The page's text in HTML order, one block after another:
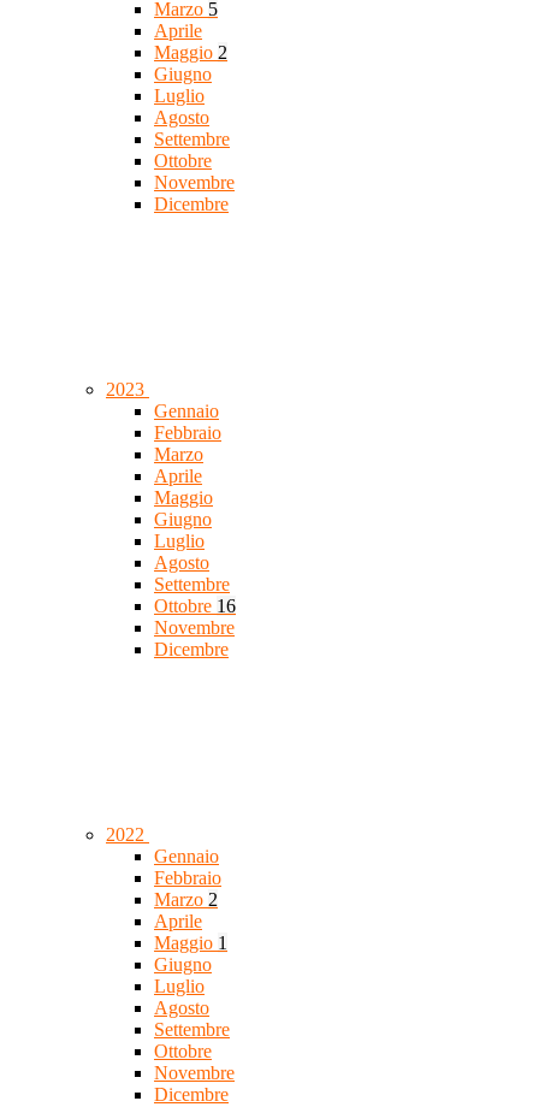
Marzo 5
Aprile
Maggio 2
Giugno
Luglio
Agosto
Settembre
Ottobre
Novembre
Dicembre
2023
Gennaio
Febbraio
Marzo
Aprile
Maggio
Giugno
Luglio
Agosto
Settembre
Ottobre 16
Novembre
Dicembre
2022
Gennaio
Febbraio
Marzo 2
Aprile
Maggio 1
Giugno
Luglio
Agosto
Settembre
Ottobre
Novembre
Dicembre